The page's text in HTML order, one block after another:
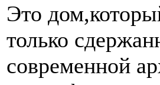
Это
только
современной